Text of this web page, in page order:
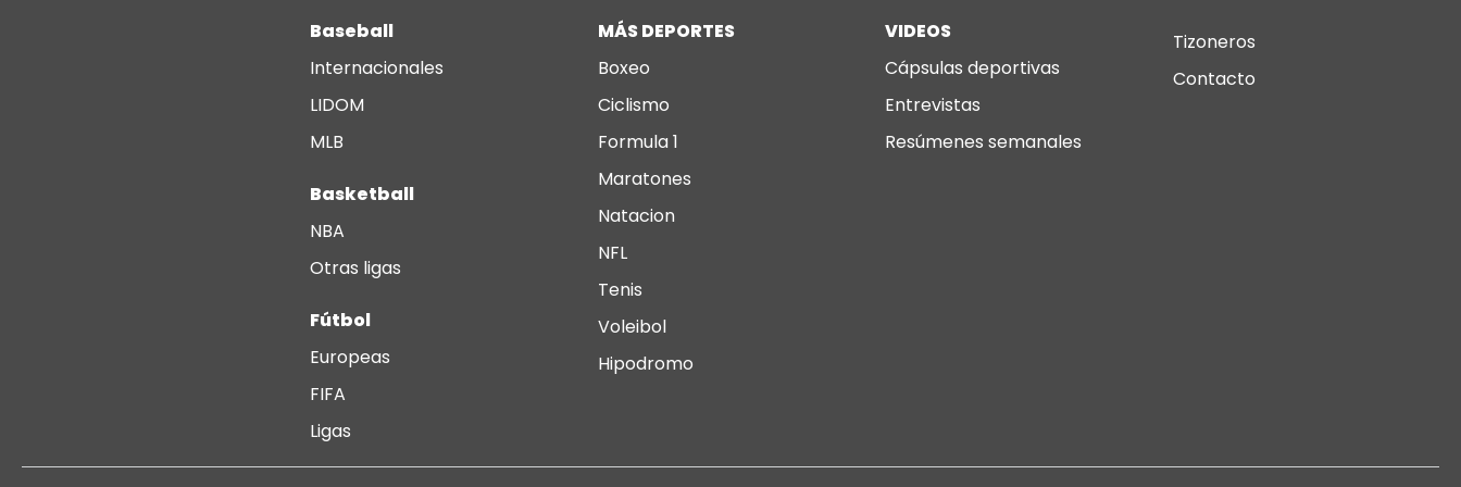
Baseball
Internacionales
LIDOM
MLB
Basketball
NBA
Otras ligas
Fútbol
Europeas
FIFA
Ligas
MÁS DEPORTES
Boxeo
Ciclismo
Formula 1
Maratones
Natacion
NFL
Tenis
Voleibol
Hipodromo
VIDEOS
Cápsulas deportivas
Entrevistas
Resúmenes semanales
Tizoneros
Contacto